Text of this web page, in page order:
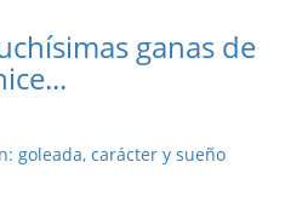
ganas de